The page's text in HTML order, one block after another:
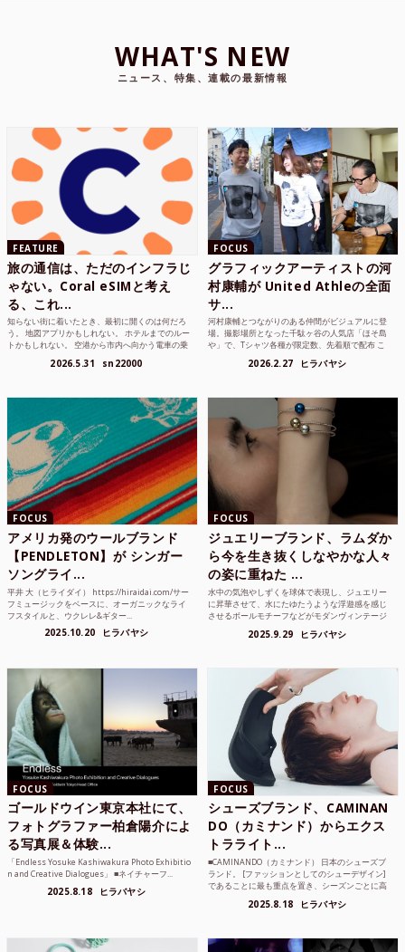
WHAT'S NEW
ニュース、特集、連載の最新情報
FEATURE
旅の通信は、ただのインフラじ
ゃない。Coral eSIMと考え
る、これ...
知らない街に着いたとき、最初に開くのは何だろ
う。 地図アプリかもしれない。 ホテルまでのルー
トかもしれない。 空港から市内へ向かう電車の乗
2026.5.31 sn22000
FOCUS
グラフィックアーティストの河
村康輔が United Athleの全面
サ...
河村康輔とつながりのある仲間がビジュアルに登
場。撮影場所となった千駄ヶ谷の人気店「ほそ島
や」で、Tシャツ各種が限定数、先着順で配布 こ
2026.2.27 ヒラバヤシ
FOCUS
アメリカ発のウールブランド
【PENDLETON】が シンガー
ソングライ...
平井 大（ヒライダイ） https://hiraidai.com/サー
フミュージックをベースに、オーガニックなライ
フスタイルと、ウクレレ&ギター...
2025.10.20 ヒラバヤシ
FOCUS
ジュエリーブランド、ラムダか
ら今を生き抜くしなやかな人々
の姿に重ねた ...
水中の気泡やしずくを球体で表現し、ジュエリー
に昇華させて、水にたゆたうような浮遊感を感じ
させるボールモチーフなどがモダンヴィンテージ
2025.9.29 ヒラバヤシ
FOCUS
ゴールドウイン東京本社にて、
フォトグラファー柏倉陽介によ
る写真展＆体験...
「Endless Yosuke Kashiwakura Photo Exhibitio
n and Creative Dialogues」 ■ネイチャーフ...
2025.8.18 ヒラバヤシ
FOCUS
シューズブランド、CAMINAN
DO（カミナンド）からエクス
トラライト...
■CAMINANDO（カミナンド） 日本のシューズブ
ランド。 [ファッションとしてのシューデザイン]
であることに最も重点を置き、シーズンごとに高
2025.8.18 ヒラバヤシ